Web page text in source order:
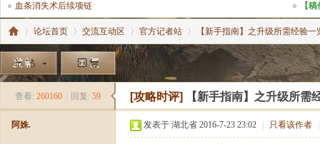
血条消失术后续项链
【
《 »
论坛首页 交流互动区 官方记者站
›
【新手指南】之升级所需经验一
查看: 260160 回复: 59 [攻略时评] 【新手指南】之升级所需
阿姝. 发表于 湖北省 2016-7-23 23:02 只看该作者